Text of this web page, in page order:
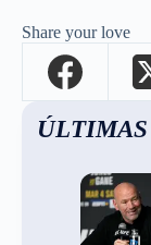
Share your love